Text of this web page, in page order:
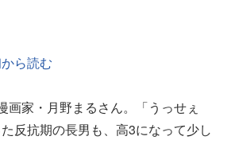
ら読む
画家・月野まるさん。「うっせぇ
反抗期の長男も、高3になって少し